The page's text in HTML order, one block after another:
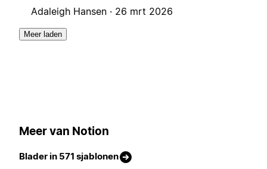
Adaleigh Hansen · 26 mrt 2026
Meer laden
Meer van Notion
Blader in 571 sjablonen